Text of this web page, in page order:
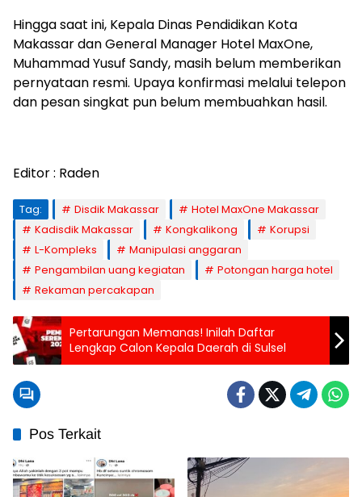
Hingga saat ini, Kepala Dinas Pendidikan Kota
Makassar dan General Manager Hotel MaxOne,
Muhammad Yusuf Sandy, masih belum memberikan
pernyataan resmi. Upaya konfirmasi melalui telepon
dan pesan singkat pun belum membuahkan hasil.
Editor : Raden
Tag: Disdik Makassar
Hotel MaxOne Makassar
Kadisdik Makassar
Kongkalikong
Korupsi
L-Kompleks
Manipulasi anggaran
Pengambilan uang kegiatan
Potongan harga hotel
Rekaman percakapan
Pertarungan Memanas! Inilah Daftar
Lengkap Calon Kepala Daerah di Sulsel
Pos Terkait